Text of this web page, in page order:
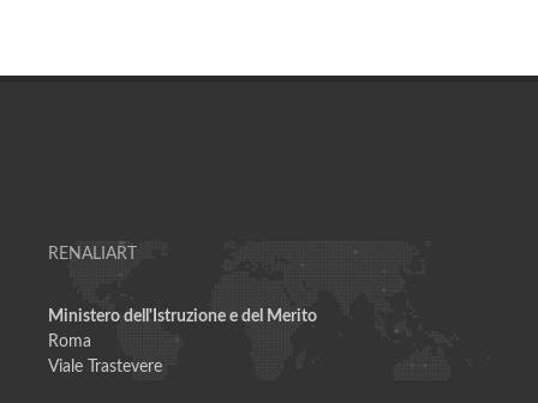
RENALIART
Ministero dell'Istruzione e del Merito
Roma
Viale Trastevere